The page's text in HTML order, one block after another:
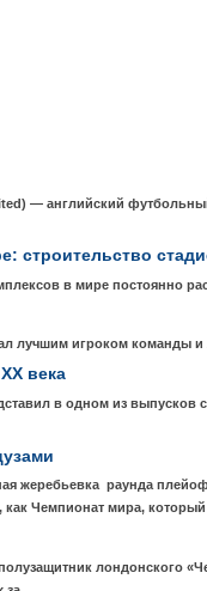
— английский
строительство
в мире постоянно
лучшим игроком команды
века
в одном из
жеребьевка раунда
Чемпионат мира,
лондонского